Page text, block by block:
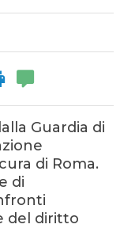
Guardia di
di Roma.
di
del diritto